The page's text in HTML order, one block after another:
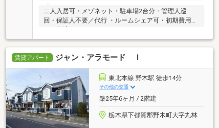
二人入居可・メゾネット・駐車場2台分・管理人巡
回・保証人不要／代行 ・ルームシェア可・初期費用カ
賃貸アパート ジャン・アラモード Ｉ
東北本線 野木駅 徒歩14分
その他の交通
築25年6ヶ月 / 2階建
栃木県下都賀郡野木町大字丸林